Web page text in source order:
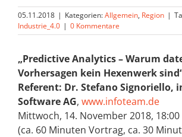
05.11.2018 | Kategorien:Allgemein, Region |
Industrie_4.0 | 0 Kommentare
„Predictive Analytics – Warum
Vorhersagen kein Hexenwerk
Referent: Dr. Stefano Signoriello,
Software AG, www.infoteam.de
Mittwoch, 14. November 2018, 18:00
(ca. 60 Minuten Vortrag, ca. 30